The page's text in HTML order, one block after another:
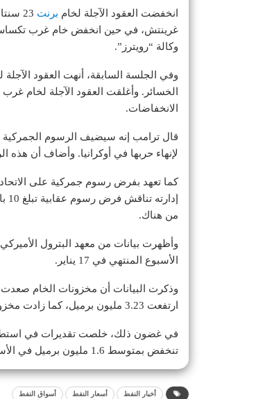
انخفضت العقود الآجلة لخام برنت
وكالة “رويترز”.
الانخفاضات.
قال ترامب إنه سيضيف الرسوم الجمركية
لإنهاء حربها في أوكرانيا. وأضاف أن
من هناك.
وأظهرت بيانات من معهد البترول
الأسبوع المنتهي في 17 يناير.
ارتفعت 3.23 مليون برميل، كما زادت مخزونات نواتج التقطير 1.88 مليون برميل.
في غضون ذلك، خلصت تقديرات في
تنخفض بمتوسط 1.6 مليون برميل في الأسبوع المنتهي في 17 يناير.
أخبار النفط أسعار النفط أسواق النفط